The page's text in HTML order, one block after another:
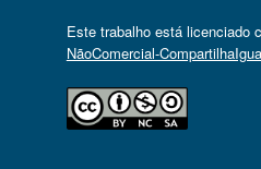
Este trabalho está licenciado
NãoComercial-